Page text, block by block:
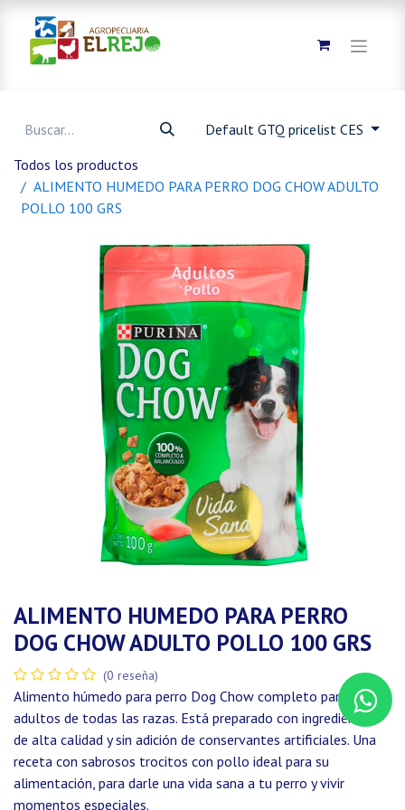
Default GTQ pricelist CES
Todos los productos
ALIMENTO HUMEDO PARA PERRO DOG CHOW ADULTO
POLLO 100 GRS
ALIMENTO HUMEDO PARA PERRO
DOG CHOW ADULTO POLLO 100 GRS
(0 reseña)
Alimento húmedo para perro Dog Chow completo para perros
adultos de todas las razas. Está preparado con ingredientes
de alta calidad y sin adición de conservantes artificiales. Una
receta con sabrosos trocitos con pollo ideal para su
alimentación, para darle una vida sana a tu perro y vivir
momentos especiales.